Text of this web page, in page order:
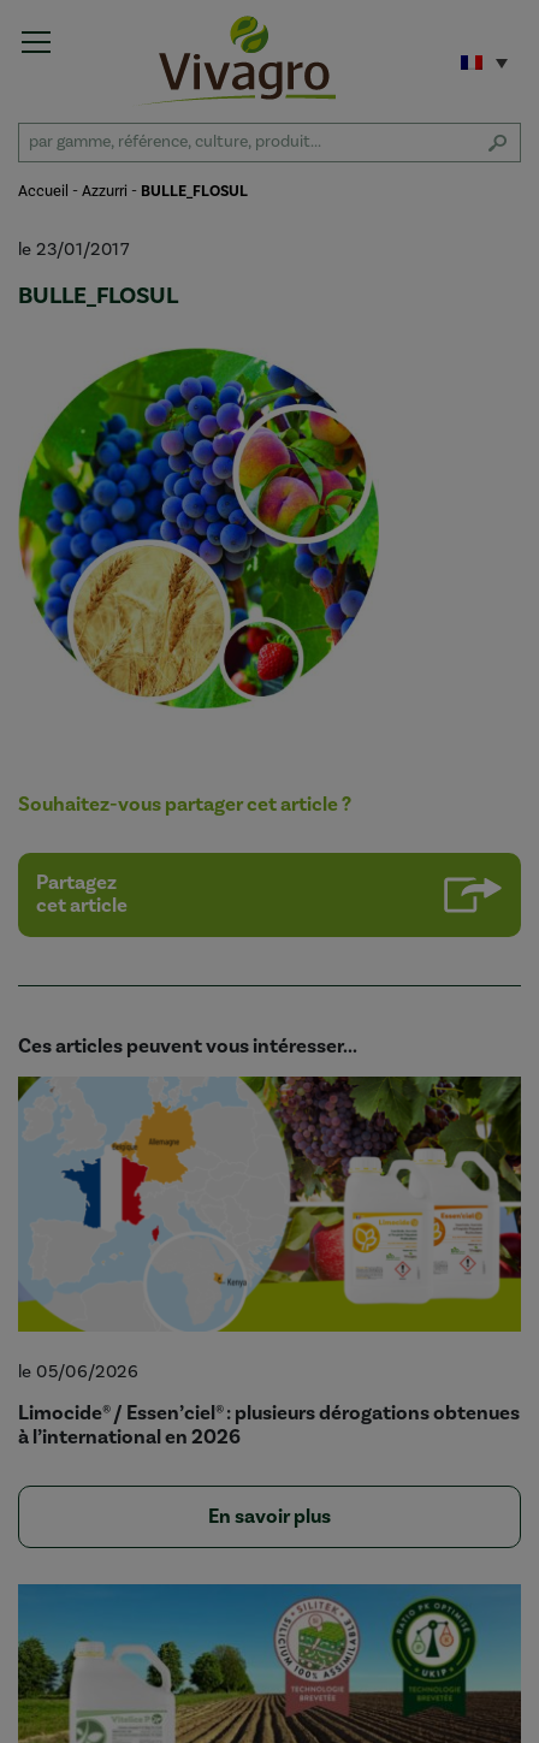
Accueil -Azzurri - BULLE_FLOSUL
le 23/01/2017
BULLE_FLOSUL
Souhaitez-vous partager cet article ?
Partagez
cet article
Ces articles peuvent vous intéresser...
le 05/06/2026
Limocide® / Essen’ciel® : plusieurs dérogations obtenues
à l’international en 2026
En savoir plus